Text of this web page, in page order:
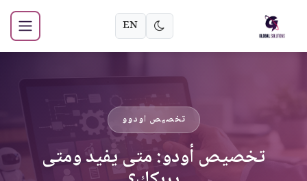
EN
تخصيص اودوو
تخصيص أودو: متى يفيد ومتى